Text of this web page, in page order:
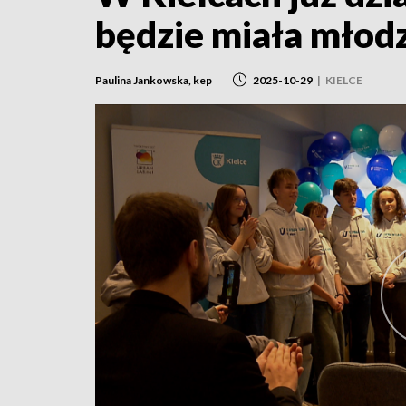
będzie miała
Paulina Jankowska, kep 2025-10-29 | KIELCE